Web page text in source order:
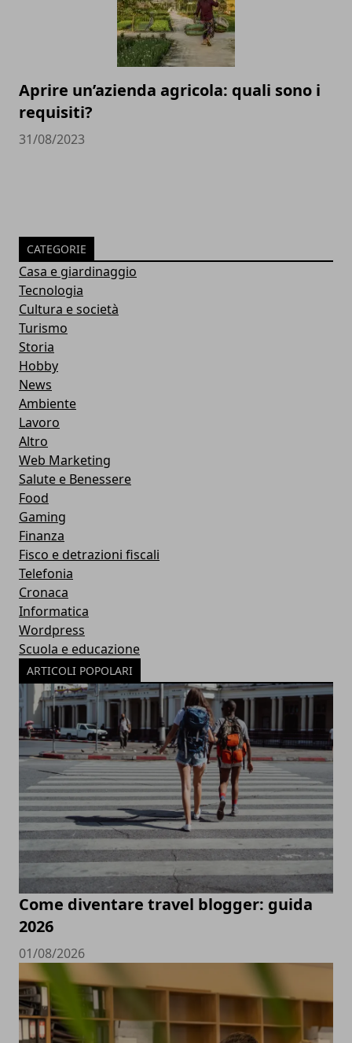
Aprire un’azienda agricola: quali sono i
requisiti?
31/08/2023
CATEGORIE
Casa e giardinaggio
Tecnologia
Cultura e società
Turismo
Storia
Hobby
News
Ambiente
Lavoro
Altro
Web Marketing
Salute e Benessere
Food
Gaming
Finanza
Fisco e detrazioni fiscali
Telefonia
Cronaca
Informatica
Wordpress
Scuola e educazione
ARTICOLI POPOLARI
Come diventare travel blogger: guida
2026
01/08/2026